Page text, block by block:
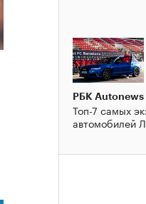
РБК Autonews
Топ-7 самых
автомобилей